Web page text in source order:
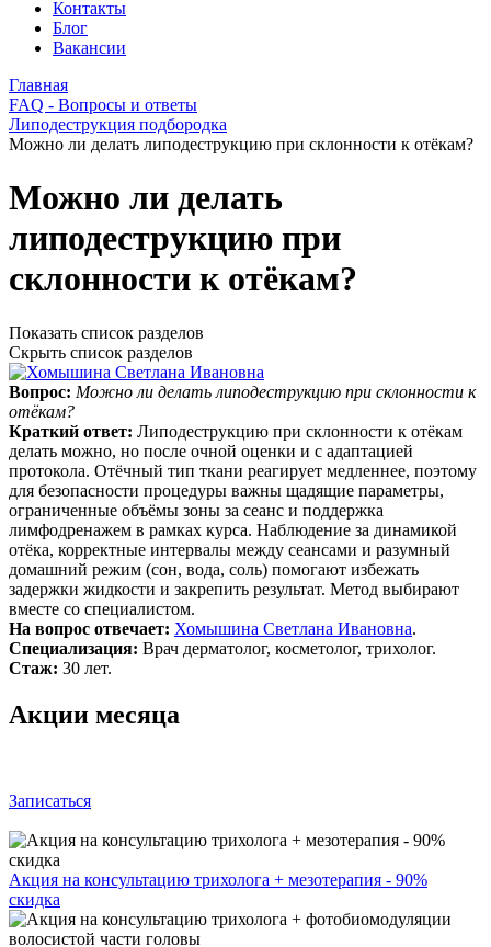
Контакты
Блог
Вакансии
Главная
FAQ - Вопросы и ответы
Липодеструкция подбородка
Можно ли делать липодеструкцию при склонности к отёкам?
Можно ли делать
липодеструкцию при
склонности к отёкам?
Показать список разделов
Скрыть список разделов
Вопрос: Можно ли делать липодеструкцию при склонности к
отёкам?
Краткий ответ: Липодеструкцию при склонности к отёкам
делать можно, но после очной оценки и с адаптацией
протокола. Отёчный тип ткани реагирует медленнее, поэтому
для безопасности процедуры важны щадящие параметры,
ограниченные объёмы зоны за сеанс и поддержка
лимфодренажем в рамках курса. Наблюдение за динамикой
отёка, корректные интервалы между сеансами и разумный
домашний режим (сон, вода, соль) помогают избежать
задержки жидкости и закрепить результат. Метод выбирают
вместе со специалистом.
На вопрос отвечает: Хомышина Светлана Ивановна.
Специализация: Врач дерматолог, косметолог, трихолог.
Стаж: 30 лет.
Акции месяца
Записаться
Акция на консультацию трихолога + мезотерапия - 90%
скидка